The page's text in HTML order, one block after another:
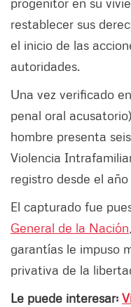
restablecer sus
el inicio de las
autoridades.
Una vez verificado
penal oral
hombre presenta
Violencia
registro desde el año
El capturado fue
General de la Nación
garantías le impuso
privativa de la
Le puede interesar: